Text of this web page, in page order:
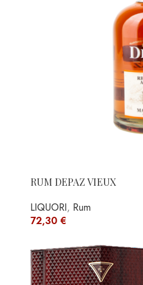
RUM DEPAZ VIEUX
LIQUORI, Rum
72,30 €